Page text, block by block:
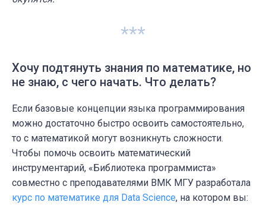
***
Хочу подтянуть знания по математике, но
не знаю, с чего начать. Что делать?
Если базовые концепции языка программирования
можно достаточно быстро освоить самостоятельно,
то с математикой могут возникнуть сложности.
Чтобы помочь освоить математический
инструментарий, «Библиотека программиста»
совместно с преподавателями ВМК МГУ разработала
курс по математике для Data Science, на котором вы: